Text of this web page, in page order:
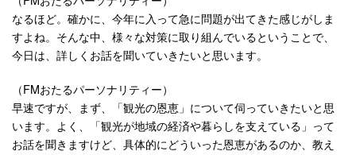
なるほど。確かに、今年に入って急に問題が出てきた感じがしま
すよね。そんな中、様々な対策に取り組んでいるということで、
今日は、詳しくお話を聞いていきたいと思います。
（FMおたるパーソナリティー）
早速ですが、まず、「観光の恩恵」について伺っていきたいと思
います。よく、「観光が地域の経済や暮らしを支えている」って
お話を聞きますけど、具体的にどういった恩恵があるのか、教え